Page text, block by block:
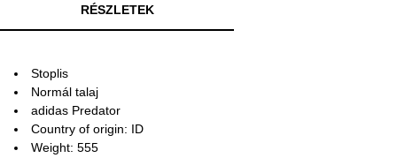
RÉSZLETEK
Stoplis
Normál talaj
adidas Predator
Country of origin: ID
Weight: 555